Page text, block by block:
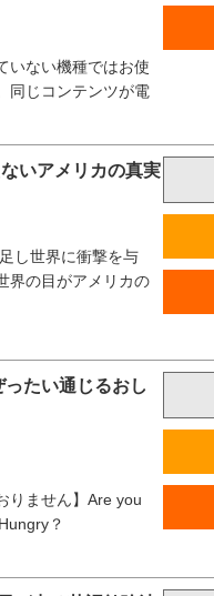
いない機種ではお使
同じコンテンツが電
いアメリカの真実
し世界に衝撃を与
界の目がアメリカの
ったい通じるおし
りません】Are you
？